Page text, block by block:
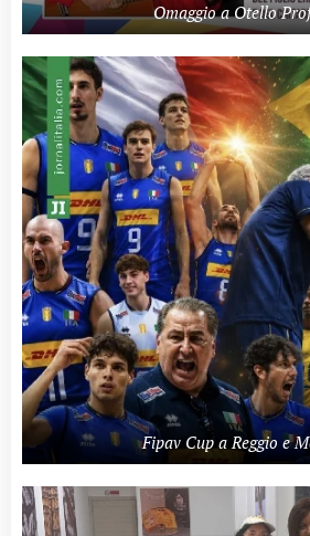
Omaggio a Otello
Fipav Cup a Reggio e